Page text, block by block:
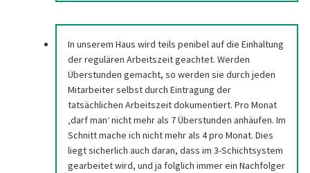
In unserem Haus wird teils penibel auf die Einhaltung
der regulären Arbeitszeit geachtet. Werden
Überstunden gemacht, so werden sie durch jeden
Mitarbeiter selbst durch Eintragung der
tatsächlichen Arbeitszeit dokumentiert. Pro Monat
‚darf man‘ nicht mehr als 7 Überstunden anhäufen. Im
Schnitt mache ich nicht mehr als 4 pro Monat. Dies
liegt sicherlich auch daran, dass im 3-Schichtsystem
gearbeitet wird, und ja folglich immer ein Nachfolger